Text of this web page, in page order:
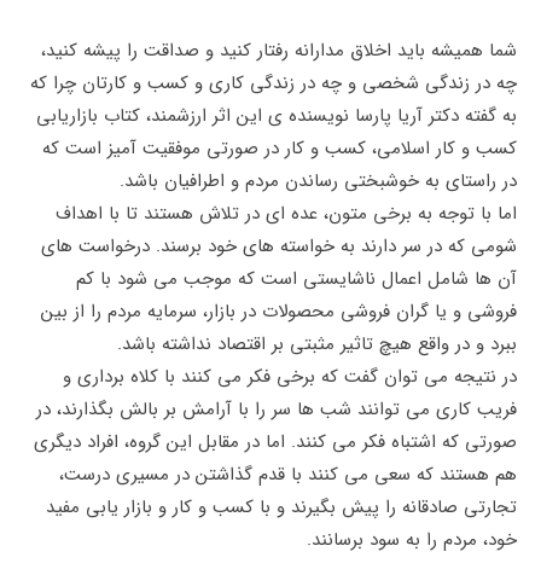
شما همیشه باید اخلاق مدارانه رفتار کنید و صداقت را پیشه کنید،
چه در زندگی شخصی و چه در زندگی کاری و کسب و کارتان چرا که
به گفته دکتر آریا پارسا نویسنده ی این اثر ارزشمند، کتاب بازاریابی
کسب و کار اسلامی، کسب و کار در صورتی موفقیت آمیز است که
در راستای به خوشبختی رساندن مردم و اطرافیان باشد.
اما با توجه به برخی متون، عده ای در تلاش هستند تا با اهداف
شومی که در سر دارند به خواسته های خود برسند. درخواست های
آن ها شامل اعمال ناشایستی است که موجب می شود با کم
فروشی و یا گران فروشی محصولات در بازار، سرمایه مردم را از بین
ببرد و در واقع هیچ تاثیر مثبتی بر اقتصاد نداشته باشد.
در نتیجه می توان گفت که برخی فکر می کنند با کلاه برداری و
فریب کاری می توانند شب ها سر را با آرامش بر بالش بگذارند، در
صورتی که اشتباه فکر می کنند. اما در مقابل این گروه، افراد دیگری
هم هستند که سعی می کنند با قدم گذاشتن در مسیری درست،
تجارتی صادقانه را پیش بگیرند و با کسب و کار و بازار یابی مفید
خود، مردم را به سود برسانند.